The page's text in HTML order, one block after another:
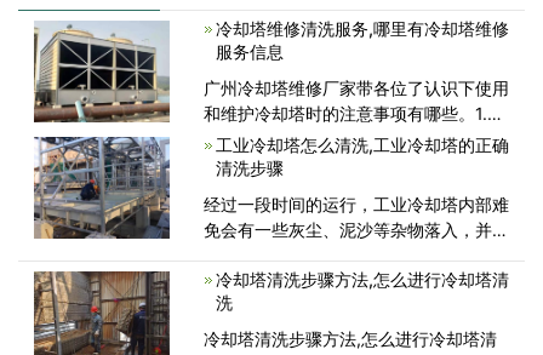
冷却塔维修清洗服务,哪里有冷却塔维修
服务信息
广州冷却塔维修厂家带各位了认识下使用
和维护冷却塔时的注意事项有哪些。1.在
正式使用冷却塔之前，应彻底清除集水池
循环系统管道中的杂物和污泥，防止赌
后泵送水。停止设备时，应先停止泵
工业冷却塔怎么清洗,工业冷却塔的正确
清洗步骤
经过一段时间的运行，工业冷却塔内部难
免会有一些灰尘、泥沙等杂物落入，并进
影响设备的正常制冷工作。因此，我们需
要掌握一定的清洗步骤。接下来，广州冷
却塔修理厂家就为大家详细介绍一下
冷却塔清洗步骤方法,怎么进行冷却塔清
洗
冷却塔清洗步骤方法,怎么进行冷却塔清